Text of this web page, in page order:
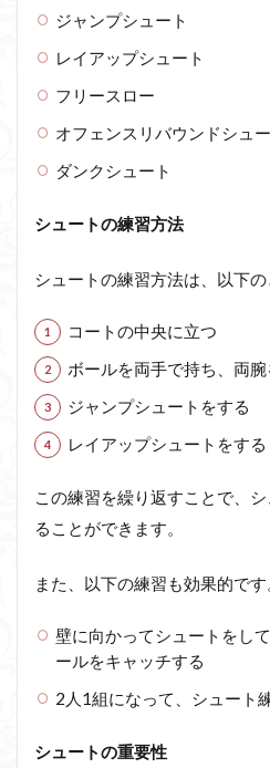
ジャンプシュート
レイアップシュート
フリースロー
オフェンスリバウンドシュ
ダンクシュート
シュートの練習方法
シュートの練習方法は、以下の
コートの中央に立つ
ボールを両手で持ち、両
ジャンプシュートをする
レイアップシュートをする
この練習を繰り返すことで、
ることができます。
また、以下の練習も効果的です
壁に向かってシュートをし
ールをキャッチする
2人1組になって、シュート
シュートの重要性